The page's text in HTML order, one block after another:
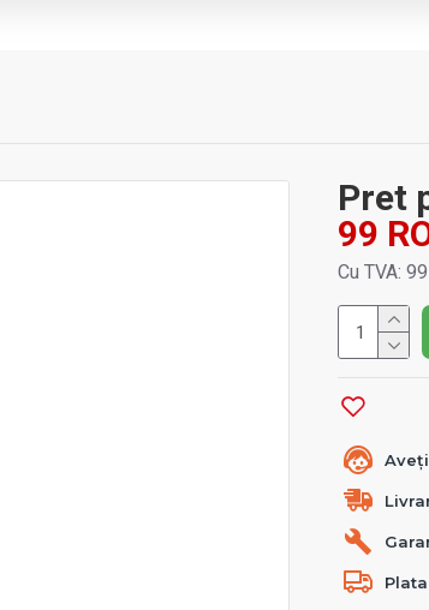
Pret
99
Cu TVA: